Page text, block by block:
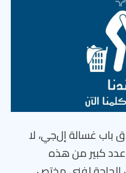
باب غسالة إل‌جي، لا
كبير من هذه